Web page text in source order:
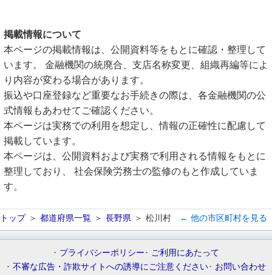
掲載情報について
本ページの掲載情報は、公開資料等をもとに確認・整理して
います。 金融機関の統廃合、支店名称変更、組織再編等によ
り内容が変わる場合があります。
振込や口座登録など重要なお手続きの際は、各金融機関の公
式情報もあわせてご確認ください。
本ページは実務での利用を想定し、情報の正確性に配慮して
掲載しています。
本ページは、公開資料および実務で利用される情報をもとに
整理しており、 社会保険労務士の監修のもと作成していま
す。
トップ 都道府県一覧 長野県 松川村 ← 他の市区町村を見る
プライバシーポリシー
ご利用にあたって
不審な広告・詐欺サイトへの誘導にご注意ください
お問い合わせ